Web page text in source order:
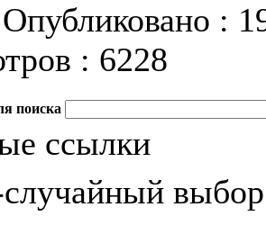
Опубликовано :
: 6228
поиска
ссылки
выбор